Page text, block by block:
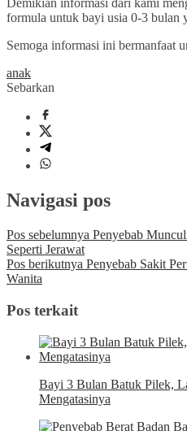
Demikian informasi dari kami
formula untuk bayi usia 0-3 bulan
Semoga informasi ini bermanfaat
anak
Sebarkan
Navigasi pos
Pos sebelumnya Penyebab
Seperti Jerawat
Pos berikutnya Penyebab Sakit
Wanita
Pos terkait
Bayi 3 Bulan Batuk Pilek,
Mengatasinya